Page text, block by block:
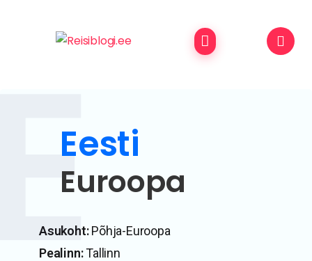
Eesti
Euroopa
Asukoht:Põhja-Euroopa
Pealinn:Tallinn